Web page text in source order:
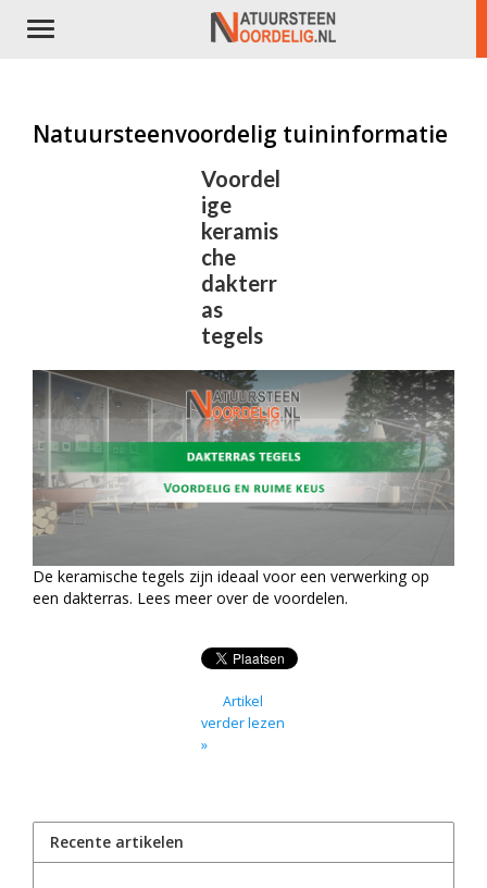
Toggle
Natuursteenvoordelig tuininformatie
Voordel
ige
keramis
che
dakterr
as
tegels
De keramische tegels zijn ideaal voor een verwerking op
een dakterras. Lees meer over de voordelen.
Artikel
verder lezen
»
Recente artikelen